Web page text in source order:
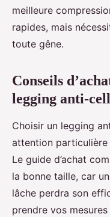
meilleure
rapides, mais
toute gêne.
Conseils
legging anti-
Choisir un legging
attention particulière
Le guide d’achat
la bonne taille, car
lâche perdra son
prendre vos